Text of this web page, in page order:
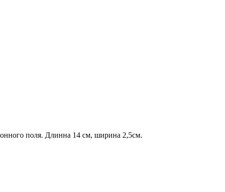
поля. Длинна 14 см, ширина 2,5см.